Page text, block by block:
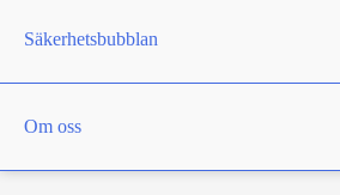
Säkerhetsbubblan
Om oss